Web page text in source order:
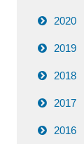
2020
2019
2018
2017
2016